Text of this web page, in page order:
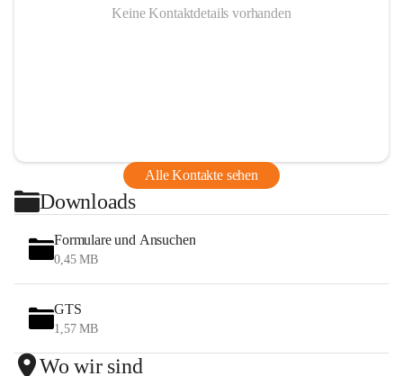
Keine Kontaktdetails vorhanden
Alle Kontakte sehen
Downloads
Formulare und Ansuchen
0,45 MB
GTS
1,57 MB
Wo wir sind